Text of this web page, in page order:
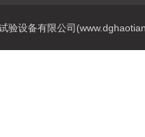
验设备有限公司